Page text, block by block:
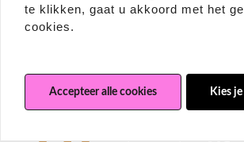
te klikken, gaat u akkoord met het
cookies.
Accepteer alle cookies Kies